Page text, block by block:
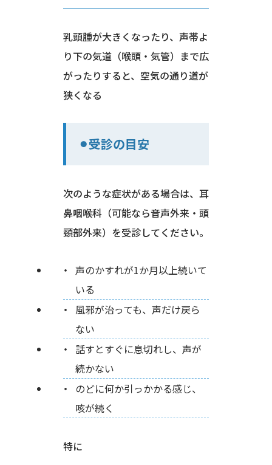
乳頭腫が大きくなったり、声帯よ
り下の気道（喉頭・気管）まで広
がったりすると、空気の通り道が
狭くなる
⚫︎受診の目安
次のような症状がある場合は、耳
鼻咽喉科（可能なら音声外来・頭
頸部外来）を受診してください。
声のかすれが1か月以上続いて
いる
風邪が治っても、声だけ戻ら
ない
話すとすぐに息切れし、声が
続かない
のどに何か引っかかる感じ、
咳が続く
特に